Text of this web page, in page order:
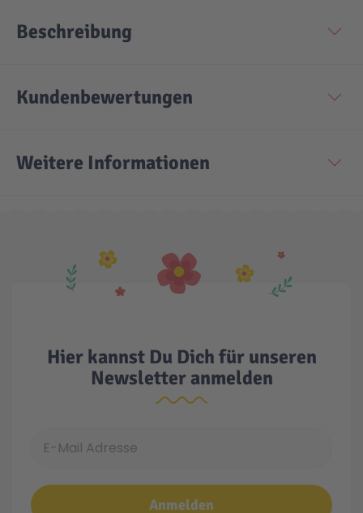
Beschreibung
Kundenbewertungen
Weitere Informationen
Hier kannst Du Dich für unseren
Newsletter anmelden
Anmelden